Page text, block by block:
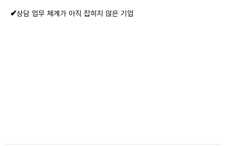
✔상담 업무 체계가 아직 잡히지 않은 기업